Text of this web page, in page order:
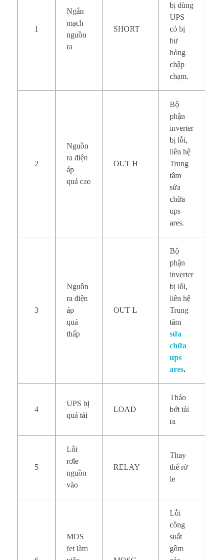
1
Ngắn
mạch
nguồn
ra
SHORT
bị dùng
UPS
có bị
hư
hỏng
chập
chạm.
2
Nguồn
ra điện
áp
quá cao
OUT H
Bộ
phận
inverter
bị lỗi,
liên hệ
Trung
tâm
sửa
chữa
ups
ares.
3
Nguồn
ra điện
áp
quá
thấp
OUT L
Bộ
phận
inverter
bị lỗi,
liên hệ
Trung
tâm
sửa
chữa
ups
ares.
4
UPS bị
quá tải
LOAD
Tháo
bớt tải
ra
5
Lỗi
rơle
nguồn
vào
RELAY
Thay
thế rờ
le
MOS
fet làm
Lỗi
công
suất
gồm